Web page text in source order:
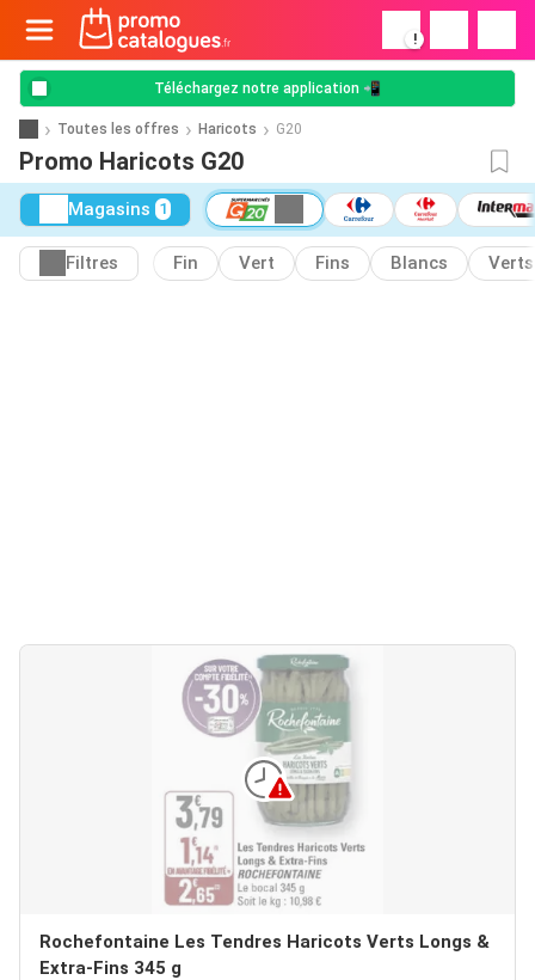
!
Téléchargez notre application 📲
Toutes les offres Haricots G20
Promo Haricots G20
Magasins 1
Filtres Fin Vert Fins Blancs Verts
Rochefontaine Les Tendres Haricots Verts Longs &
Extra-Fins 345 g